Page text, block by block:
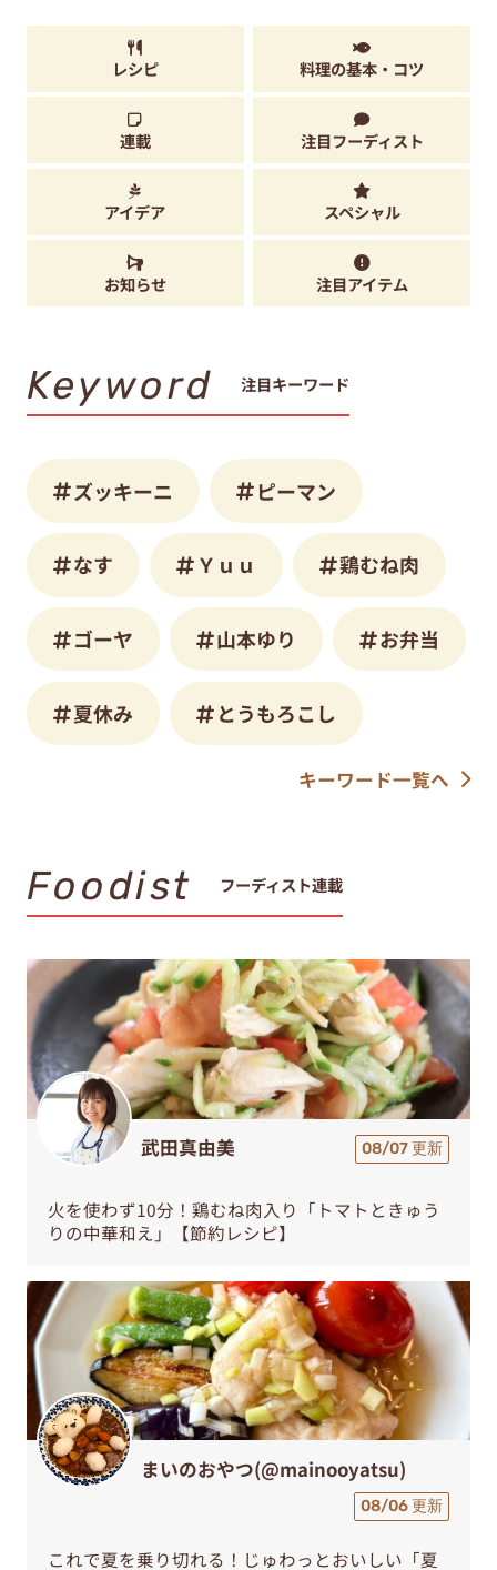
レシピ 料理の基本・コツ
連載 注目フーディスト
アイデア スペシャル
お知らせ 注目アイテム
Keyword 注目キーワード
ズッキーニ ピーマン
なす Ｙｕｕ 鶏むね肉
ゴーヤ 山本ゆり お弁当
夏休み とうもろこし
キーワード一覧へ
Foodist フーディスト連載
武田真由美 08/07 更新
火を使わず10分！鶏むね肉入り「トマトときゅう
りの中華和え」【節約レシピ】
まいのおやつ(@mainooyatsu)
08/06 更新
これで夏を乗り切れる！じゅわっとおいしい「夏